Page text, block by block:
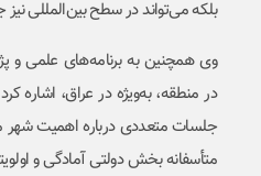
بلکه می‌تواند در سطح بین‌المللی
وی همچنین به برنامه‌های علمی و
در منطقه، به‌ویژه در عراق، اشاره
جلسات متعددی درباره اهمیت شهر
متأسفانه بخش دولتی آمادگی و